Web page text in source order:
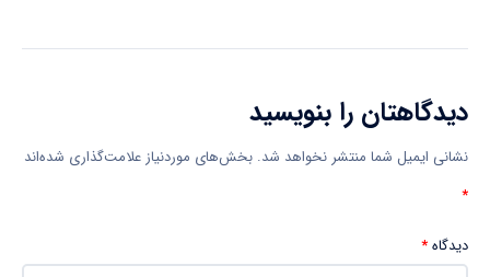
دیدگاهتان را بنویسید
نشانی ایمیل شما منتشر نخواهد شد. بخش‌های موردنیاز علامت‌گذاری شده‌اند
*
دیدگاه*